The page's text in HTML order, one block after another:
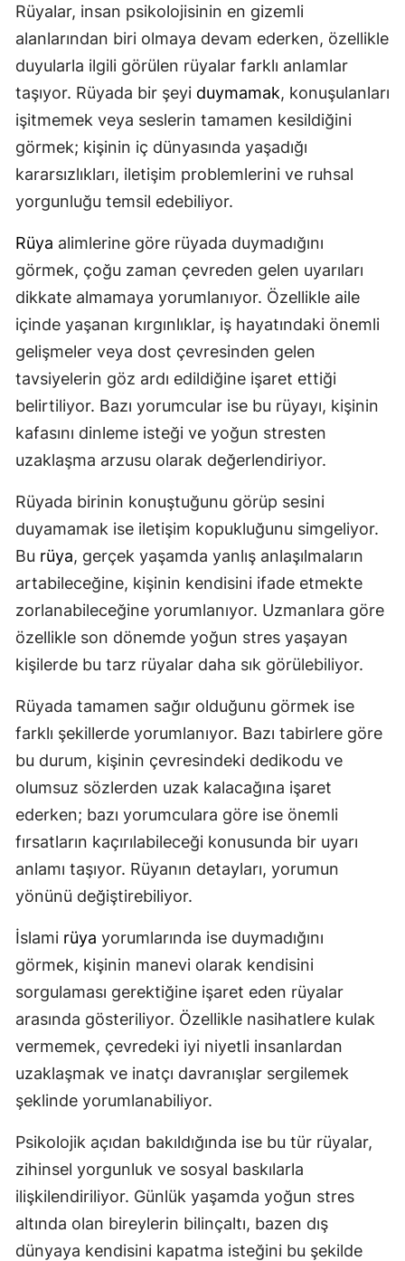
Rüyalar, insan psikolojisinin en gizemli
alanlarından biri olmaya devam ederken, özellikle
duyularla ilgili görülen rüyalar farklı anlamlar
taşıyor. Rüyada bir şeyi duymamak, konuşulanları
işitmemek veya seslerin tamamen kesildiğini
görmek; kişinin iç dünyasında yaşadığı
kararsızlıkları, iletişim problemlerini ve ruhsal
yorgunluğu temsil edebiliyor.
Rüya alimlerine göre rüyada duymadığını
görmek, çoğu zaman çevreden gelen uyarıları
dikkate almamaya yorumlanıyor. Özellikle aile
içinde yaşanan kırgınlıklar, iş hayatındaki önemli
gelişmeler veya dost çevresinden gelen
tavsiyelerin göz ardı edildiğine işaret ettiği
belirtiliyor. Bazı yorumcular ise bu rüyayı, kişinin
kafasını dinleme isteği ve yoğun stresten
uzaklaşma arzusu olarak değerlendiriyor.
Rüyada birinin konuştuğunu görüp sesini
duyamamak ise iletişim kopukluğunu simgeliyor.
Bu rüya, gerçek yaşamda yanlış anlaşılmaların
artabileceğine, kişinin kendisini ifade etmekte
zorlanabileceğine yorumlanıyor. Uzmanlara göre
özellikle son dönemde yoğun stres yaşayan
kişilerde bu tarz rüyalar daha sık görülebiliyor.
Rüyada tamamen sağır olduğunu görmek ise
farklı şekillerde yorumlanıyor. Bazı tabirlere göre
bu durum, kişinin çevresindeki dedikodu ve
olumsuz sözlerden uzak kalacağına işaret
ederken; bazı yorumculara göre ise önemli
fırsatların kaçırılabileceği konusunda bir uyarı
anlamı taşıyor. Rüyanın detayları, yorumun
yönünü değiştirebiliyor.
İslami rüya yorumlarında ise duymadığını
görmek, kişinin manevi olarak kendisini
sorgulaması gerektiğine işaret eden rüyalar
arasında gösteriliyor. Özellikle nasihatlere kulak
vermemek, çevredeki iyi niyetli insanlardan
uzaklaşmak ve inatçı davranışlar sergilemek
şeklinde yorumlanabiliyor.
Psikolojik açıdan bakıldığında ise bu tür rüyalar,
zihinsel yorgunluk ve sosyal baskılarla
ilişkilendiriliyor. Günlük yaşamda yoğun stres
altında olan bireylerin bilinçaltı, bazen dış
dünyaya kendisini kapatma isteğini bu şekilde